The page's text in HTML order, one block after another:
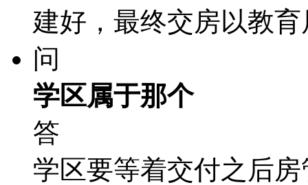
建好，最终交房以教
问
学区属于那个
答
学区要等着交付之后